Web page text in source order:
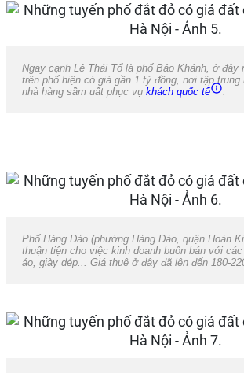
Ngay cạnh Lê Thái Tổ là phố Bảo Khánh, ở đây
trên phố hiện có giá gần 1 tỷ đồng, nơi tập trung
nhà hàng sầm uất phục vụ khách quốc tế .
Phố Hàng Đào (phường Hàng Đào, quận Hoàn
thuận tiện cho việc kinh doanh buôn bán với
áo, giày dép... Giá thuê ở đây đã lên đến 180-